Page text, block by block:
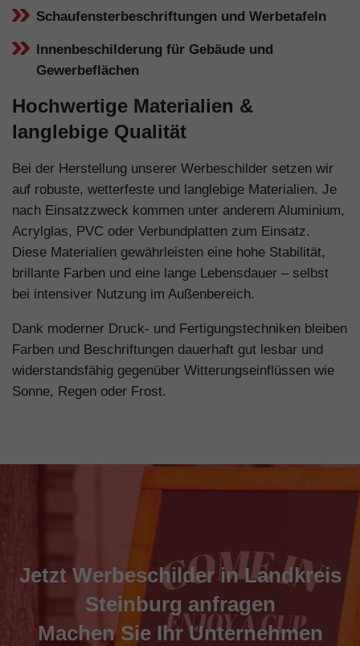
Schaufensterbeschriftungen und Werbetafeln
Innenbeschilderung für Gebäude und
Gewerbeflächen
Hochwertige Materialien &
langlebige Qualität
Bei der Herstellung unserer Werbeschilder setzen wir
auf robuste, wetterfeste und langlebige Materialien. Je
nach Einsatzzweck kommen unter anderem Aluminium,
Acrylglas, PVC oder Verbundplatten zum Einsatz.
Diese Materialien gewährleisten eine hohe Stabilität,
brillante Farben und eine lange Lebensdauer – selbst
bei intensiver Nutzung im Außenbereich.
Dank moderner Druck- und Fertigungstechniken bleiben
Farben und Beschriftungen dauerhaft gut lesbar und
widerstandsfähig gegenüber Witterungseinflüssen wie
Sonne, Regen oder Frost.
Jetzt Werbeschilder in Landkreis
Steinburg anfragen
Machen Sie Ihr Unternehmen